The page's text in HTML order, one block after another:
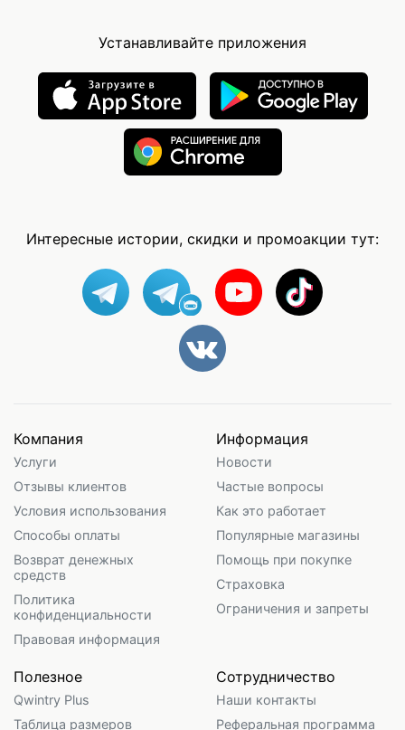
Устанавливайте приложения
Интересные истории, скидки и промоакции тут:
Компания
Услуги
Отзывы клиентов
Условия использования
Способы оплаты
Возврат денежных
средств
Политика
конфиденциальности
Правовая информация
Информация
Новости
Частые вопросы
Как это работает
Популярные магазины
Помощь при покупке
Страховка
Ограничения и запреты
Полезное
Qwintry Plus
Таблица размеров
Сотрудничество
Наши контакты
Реферальная программа